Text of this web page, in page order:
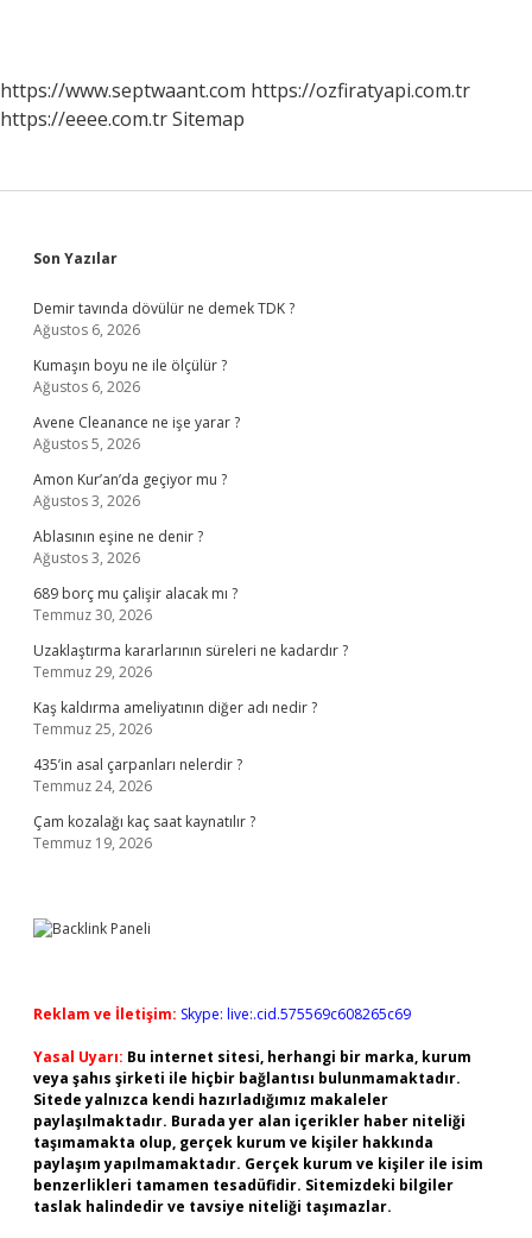
https://www.septwaant.com https://ozfiratyapi.com.tr
https://eeee.com.trSitemap
Sidebar
Son Yazılar
Demir tavında dövülür ne demek TDK ?
Ağustos 6, 2026
Kumaşın boyu ne ile ölçülür ?
Ağustos 6, 2026
Avene Cleanance ne işe yarar ?
Ağustos 5, 2026
Amon Kur’an’da geçiyor mu ?
Ağustos 3, 2026
Ablasının eşine ne denir ?
Ağustos 3, 2026
689 borç mu çalişir alacak mı ?
Temmuz 30, 2026
Uzaklaştırma kararlarının süreleri ne kadardır ?
Temmuz 29, 2026
Kaş kaldırma ameliyatının diğer adı nedir ?
Temmuz 25, 2026
435’in asal çarpanları nelerdir ?
Temmuz 24, 2026
Çam kozalağı kaç saat kaynatılır ?
Temmuz 19, 2026
Reklam ve İletişim: Skype: live:.cid.575569c608265c69
Yasal Uyarı: Bu internet sitesi, herhangi bir marka, kurum
veya şahıs şirketi ile hiçbir bağlantısı bulunmamaktadır.
Sitede yalnızca kendi hazırladığımız makaleler
paylaşılmaktadır. Burada yer alan içerikler haber niteliği
taşımamakta olup, gerçek kurum ve kişiler hakkında
paylaşım yapılmamaktadır. Gerçek kurum ve kişiler ile isim
benzerlikleri tamamen tesadüfidir. Sitemizdeki bilgiler
taslak halindedir ve tavsiye niteliği taşımazlar.